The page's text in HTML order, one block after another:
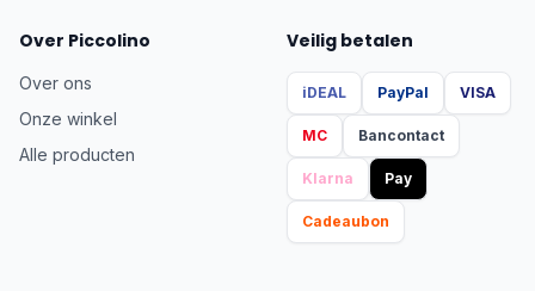
Over Piccolino
Over ons
Onze winkel
Alle producten
Veilig betalen
iDEAL PayPal VISA
MC Bancontact
Klarna Pay
Cadeaubon